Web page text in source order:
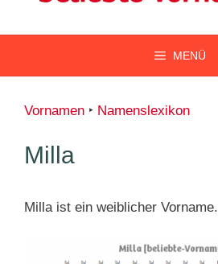
MENÜ
Vornamen ‣ Namenslexikon
Milla
Milla ist ein weiblicher Vorname.